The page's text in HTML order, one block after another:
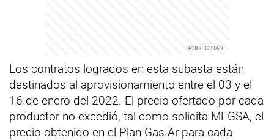
Los contratos logrados en esta subasta están
destinados al aprovisionamiento entre el 03 y el
16 de enero del 2022. El precio ofertado por cada
productor no excedió, tal como solicita MEGSA, el
precio obtenido en el Plan Gas.Ar para cada